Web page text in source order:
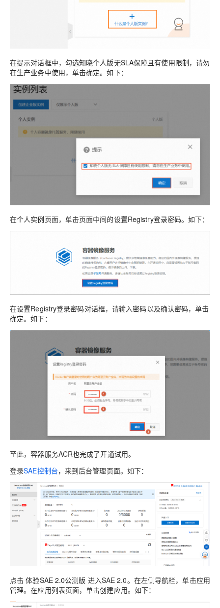
在提示对话框中，勾选知晓个人版无SLA保障且有使用限制，请勿
在生产业务中使用，单击确定。如下：
在个人实例页面，单击页面中间的设置Registry登录密码。如下：
在设置Registry登录密码对话框，请输入密码以及确认密码，单击
确定。如下：
至此，容器服务ACR也完成了开通试用。
登录SAE控制台，来到后台管理页面。如下：
点击体验SAE 2.0公测版 进入SAE 2.0。在左侧导航栏，单击应用
管理。在应用列表页面，单击创建应用。如下：